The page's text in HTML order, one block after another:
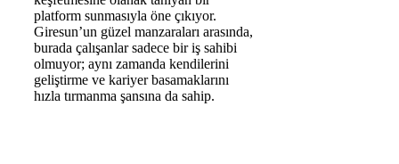
platform sunmasıyla öne çıkıyor.
Giresun’un güzel manzaraları arasında,
burada çalışanlar sadece bir iş sahibi
olmuyor; aynı zamanda kendilerini
geliştirme ve kariyer basamaklarını
hızla tırmanma şansına da sahip.